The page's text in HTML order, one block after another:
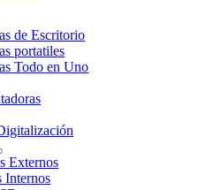
de Escritorio
portatiles
Todo en Uno
Externos
Internos